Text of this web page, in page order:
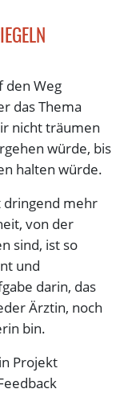
den Weg
das Thema
nicht träumen
würde, bis
halten würde.
dringend mehr
von der
sind, ist so
und
darin, das
Ärztin, noch
bin.
Projekt